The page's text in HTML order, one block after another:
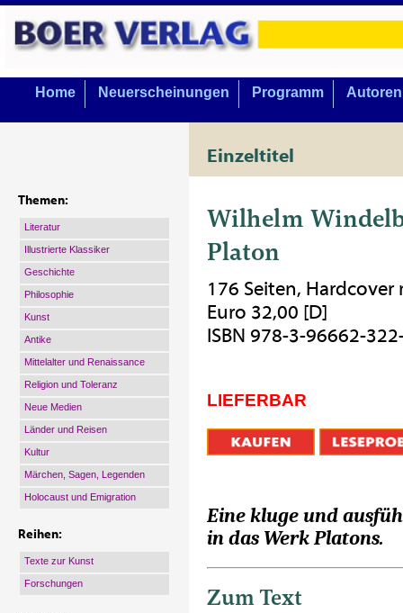
Home Neuerscheinungen Programm Autoren
Einzeltitel
Themen:
Literatur
Illustrierte Klassiker
Geschichte
Philosophie
Kunst
Antike
Mittelalter und Renaissance
Religion und Toleranz
Neue Medien
Länder und Reisen
Kultur
Märchen, Sagen, Legenden
Holocaust und Emigration
Reihen:
Texte zur Kunst
Forschungen
Wilhelm
Platon
176 Seiten,
Euro 32,00 [D]
ISBN 978-3-96662-
LIEFERBAR
Eine kluge und
in das Werk Platons.
Zum Text